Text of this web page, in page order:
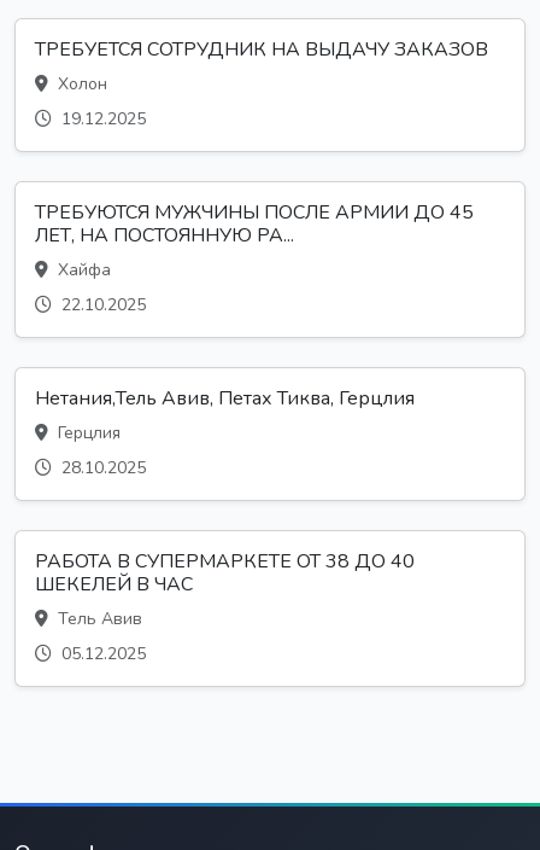
ТРЕБУЕТСЯ СОТРУДНИК НА ВЫДАЧУ ЗАКАЗОВ
Холон
19.12.2025
ТРЕБУЮТСЯ МУЖЧИНЫ ПОСЛЕ АРМИИ ДО 45
ЛЕТ, НА ПОСТОЯННУЮ РА...
Хайфа
22.10.2025
Нетания,Тель Авив, Петах Тиква, Герцлия
Герцлия
28.10.2025
РАБОТА В СУПЕРМАРКЕТЕ ОТ 38 ДО 40
ШЕКЕЛЕЙ В ЧАС
Тель Авив
05.12.2025